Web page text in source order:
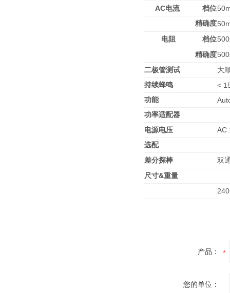
AC电流 档位
精确度
电阻 档位
精确度
二极管测试
大
持续蜂鸣
<
功能
功率适配器
电源电压
AC
选配
差分探棒
双
尺寸&重量
产品：
您的单位：